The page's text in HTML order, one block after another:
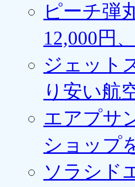
ピーチ弾
12,000円
ジェット
り安い航
エアプサ
ショップ
ソラシド